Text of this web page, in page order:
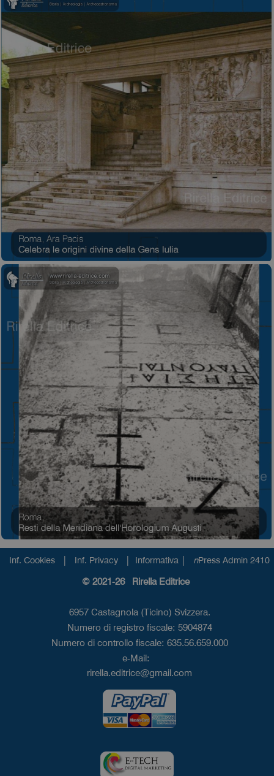
Inf. Cookies | Inf. Privacy | Informativa | nPress Admin 2410
© 2021-26 Rirella Editrice
6957 Castagnola (Ticino) Svizzera.
Numero di registro fiscale: 5904874
Numero di controllo fiscale: 635.56.659.000
e-Mail:
rirella.editrice@gmail.com